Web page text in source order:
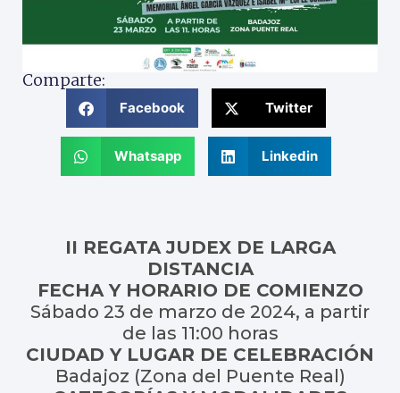
Comparte:
Facebook Twitter
Whatsapp Linkedin
II REGATA JUDEX DE LARGA
DISTANCIA
FECHA Y HORARIO DE COMIENZO
Sábado 23 de marzo de 2024, a partir
de las 11:00 horas
CIUDAD Y LUGAR DE CELEBRACIÓN
Badajoz (Zona del Puente Real)